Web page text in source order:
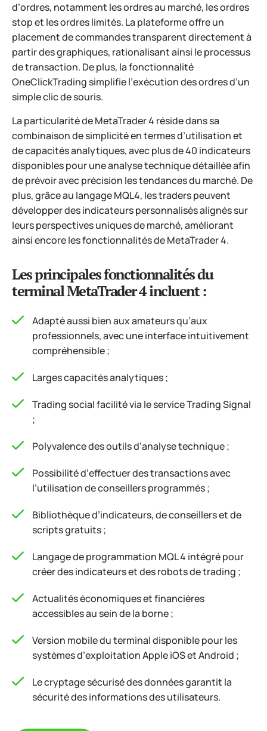
d’ordres, notamment les ordres au marché, les ordres
stop et les ordres limités. La plateforme offre un
placement de commandes transparent directement à
partir des graphiques, rationalisant ainsi le processus
de transaction. De plus, la fonctionnalité
OneClickTrading simplifie l’exécution des ordres d’un
simple clic de souris.
La particularité de MetaTrader 4 réside dans sa
combinaison de simplicité en termes d’utilisation et
de capacités analytiques, avec plus de 40 indicateurs
disponibles pour une analyse technique détaillée afin
de prévoir avec précision les tendances du marché. De
plus, grâce au langage MQL4, les traders peuvent
développer des indicateurs personnalisés alignés sur
leurs perspectives uniques de marché, améliorant
ainsi encore les fonctionnalités de MetaTrader 4.
Les principales fonctionnalités du
terminal MetaTrader 4 incluent :
Adapté aussi bien aux amateurs qu’aux
professionnels, avec une interface intuitivement
compréhensible ;
Larges capacités analytiques ;
Trading social facilité via le service Trading Signal
;
Polyvalence des outils d’analyse technique ;
Possibilité d’effectuer des transactions avec
l’utilisation de conseillers programmés ;
Bibliothèque d’indicateurs, de conseillers et de
scripts gratuits ;
Langage de programmation MQL 4 intégré pour
créer des indicateurs et des robots de trading ;
Actualités économiques et financières
accessibles au sein de la borne ;
Version mobile du terminal disponible pour les
systèmes d’exploitation Apple iOS et Android ;
Le cryptage sécurisé des données garantit la
sécurité des informations des utilisateurs.